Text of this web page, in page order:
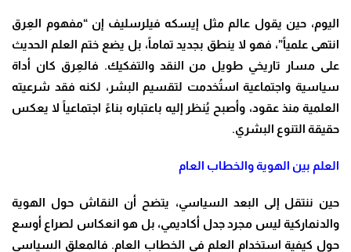
اليوم، حين يقول عالم مثل إيسكه فيلرسليف إن “مفهوم العِرق
انتهى علمياً”، فهو لا ينطق بجديد تماماً، بل يضع ختم العلم الحديث
على مسار تاريخي طويل من النقد والتفكيك. فالعِرق كان أداة
سياسية واجتماعية استُخدمت لتقسيم البشر، لكنه فقد شرعيته
العلمية منذ عقود، وأصبح يُنظر إليه باعتباره بناءً اجتماعياً لا يعكس
حقيقة التنوع البشري.
العلم بين الهوية والخطاب العام
حين ننتقل إلى البعد السياسي، يتضح أن النقاش حول الهوية
والدنماركية ليس مجرد جدل أكاديمي، بل هو انعكاس لصراع أوسع
حول كيفية استخدام العلم في الخطاب العام. فالمعلق السياسي